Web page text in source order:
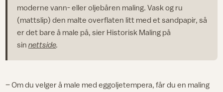
moderne vann- eller oljebåren maling. Vask og ru
(mattslip) den malte overflaten litt med et sandpapir, så
er det bare å male på, sier Historisk Maling på
sin nettside.
– Om du velger å male med eggoljetempera, får du en maling